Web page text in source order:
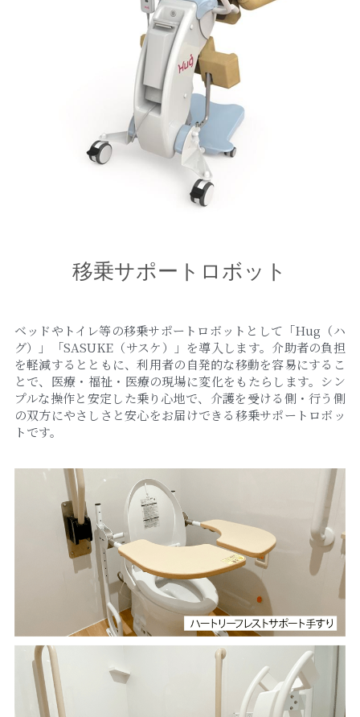
移乗サポートロボット
ベッドやトイレ等の移乗サポートロボットとして「Hug（ハ
グ）」「SASUKE（サスケ）」を導入します。介助者の負担
を軽減するとともに、利用者の自発的な移動を容易にするこ
とで、医療・福祉・医療の現場に変化をもたらします。シン
プルな操作と安定した乗り心地で、介護を受ける側・行う側
の双方にやさしさと安心をお届けできる移乗サポートロボッ
トです。